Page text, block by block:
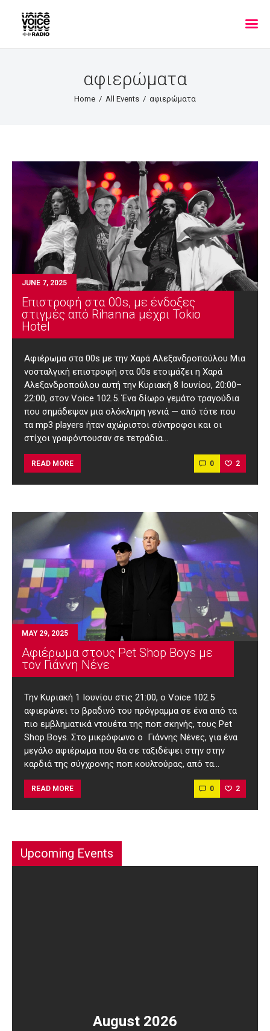
αφιερώματα
Home All Events αφιερώματα
JUNE 7, 2025
Επιστροφή στα 00s, με ένδοξες
στιγμές από Rihanna μέχρι Tokio
Hotel
Αφιέρωμα στα 00s με την Χαρά Αλεξανδροπούλου Μια
νοσταλγική επιστροφή στα 00s ετοιμάζει η Χαρά
Αλεξανδροπούλου αυτή την Κυριακή 8 Ιουνίου, 20:00–
22:00, στον Voice 102.5. Ένα δίωρο γεμάτο τραγούδια
που σημάδεψαν μια ολόκληρη γενιά — από τότε που
τα mp3 players ήταν αχώριστοι σύντροφοι και οι
στίχοι γραφόντουσαν σε τετράδια…
READ MORE 0 2
MAY 29, 2025
Αφιέρωμα στους Pet Shop Boys με
τον Γιάννη Νένε
Την Κυριακή 1 Ιουνίου στις 21:00, ο Voice 102.5
αφιερώνει το βραδινό του πρόγραμμα σε ένα από τα
πιο εμβληματικά ντουέτα της ποπ σκηνής, τους Pet
Shop Boys. Στο μικρόφωνο ο Γιάννης Νένες, για ένα
μεγάλο αφιέρωμα που θα σε ταξιδέψει στην στην
καρδιά της σύγχρονης ποπ κουλτούρας, από τα…
READ MORE 0 2
Upcoming Events
August 2026